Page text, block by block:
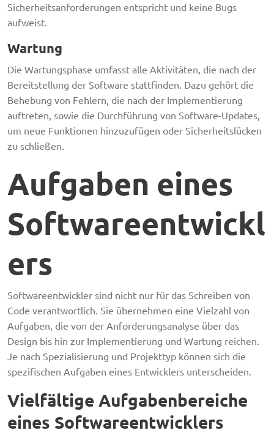
Sicherheitsanforderungen entspricht und keine Bugs
aufweist.
Wartung
Die Wartungsphase umfasst alle Aktivitäten, die nach der
Bereitstellung der Software stattfinden. Dazu gehört die
Behebung von Fehlern, die nach der Implementierung
auftreten, sowie die Durchführung von Software-Updates,
um neue Funktionen hinzuzufügen oder Sicherheitslücken
zu schließen.
Aufgaben eines
Softwareentwickl
ers
Softwareentwickler sind nicht nur für das Schreiben von
Code verantwortlich. Sie übernehmen eine Vielzahl von
Aufgaben, die von der Anforderungsanalyse über das
Design bis hin zur Implementierung und Wartung reichen.
Je nach Spezialisierung und Projekttyp können sich die
spezifischen Aufgaben eines Entwicklers unterscheiden.
Vielfältige Aufgabenbereiche
eines Softwareentwicklers